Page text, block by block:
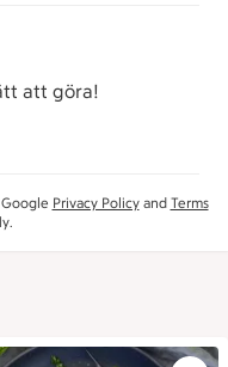
att göra!
Privacy Policyand Terms
med kikärter, paprika